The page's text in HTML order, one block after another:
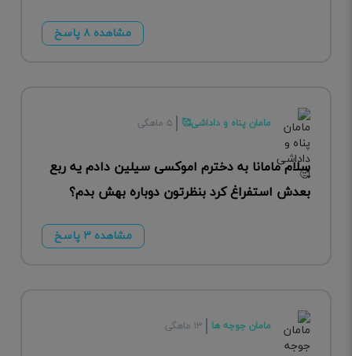
مشاهده ۸ پاسخ
مامان پناه و داداشی🥰 ۵ ماهگی
سلام مامانا به دخترم اموکسی سیلین دادم یه ربع
بعدش استفراغ کرد بنظرتون دوباره بهش بدم؟
مشاهده ۳ پاسخ
مامان جوجه ها ۱۳ ماهگی